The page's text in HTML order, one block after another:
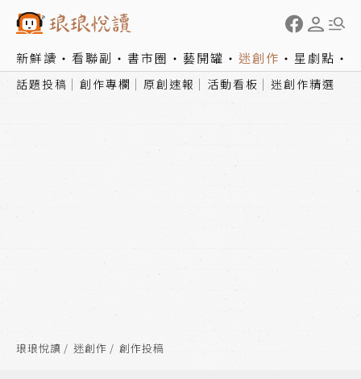
新鮮讀 看聯副 書市圈 藝開罐 迷創作 星劇點
話題投稿 創作專欄 原創速報 活動看板 迷創作精選
琅琅悅讀 迷創作 創作投稿